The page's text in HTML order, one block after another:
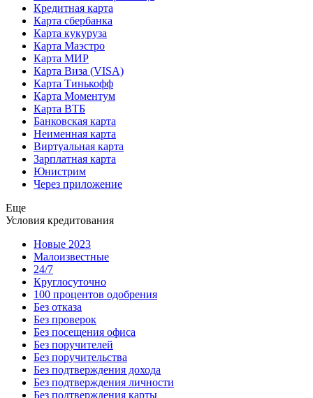
Кредитная карта
Карта сбербанка
Карта кукуруза
Карта Маэстро
Карта МИР
Карта Виза (VISA)
Карта Тинькофф
Карта Моментум
Карта ВТБ
Банковская карта
Неименная карта
Виртуальная карта
Зарплатная карта
Юнистрим
Через приложение
Еще
Условия кредитования
Новые 2023
Малоизвестные
24/7
Круглосуточно
100 процентов одобрения
Без отказа
Без проверок
Без посещения офиса
Без поручителей
Без поручительства
Без подтверждения дохода
Без подтверждения личности
Без подтверждения карты